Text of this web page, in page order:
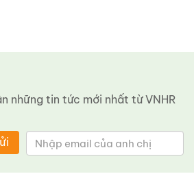
những tin tức mới nhất từ ​​VNHR